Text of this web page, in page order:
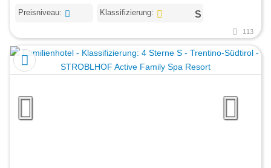
Preisniveau: Klassifizierung:
113